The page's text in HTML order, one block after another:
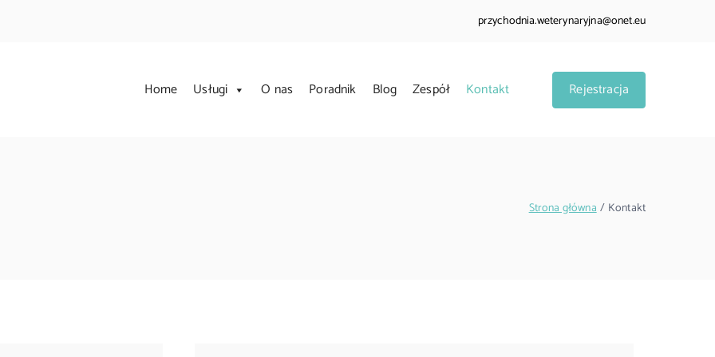
przychodnia.weterynaryjna@onet.eu
Przychodnia Weterynaryjna w Oławie
kompleksową opiekę weterynaryjną. Zajmujemy się leczeniem psów, kotów oraz małych ssaków.
Home Usługi O nas Poradnik Blog Zespół Kontakt Rejestracja
Strona główna Kontakt